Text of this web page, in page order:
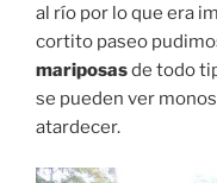
al río por lo que era
cortito paseo
mariposasde todo
se pueden ver
atardecer.